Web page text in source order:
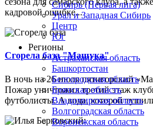
кадровой ошибке...
Сгорела база "Машука"
В ночь на 26 июля пятигорский
Пожар уничтожил третий этаж
футболисты. А вода, которой
Сибирь (Первая лига)
Урал и Западная Сибирь
Центр
Юг
Регионы
Астраханская область
Башкортостан
Белгородская область
Брянская область
Владимирская область
Волгоградская область
Воронежская область